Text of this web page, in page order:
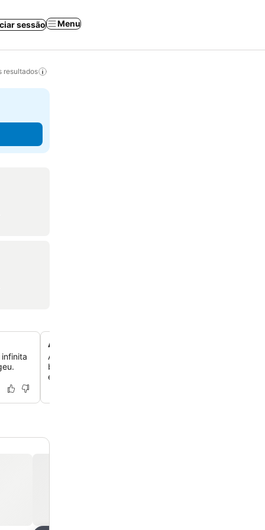
sessão Menu
resultados
Armonia Spa e centro de bem-estar
Aproveite tratamentos rejuvenescedores, incluindo
banhos turcos e aromaterapia, realizados por
experientes em um ambiente tranquilo.